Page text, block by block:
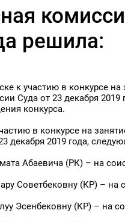
решила:
к участию в конкурсе
Суда от 23 декабря
конкурса.
в конкурсе на
декабря 2019 года,
Абаевича (РК) – на
Советбековну (КР) – на
Эсенбековну (КР) – на